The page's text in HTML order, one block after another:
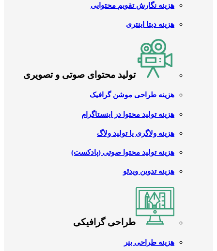
هزینه نگارش تقویم محتوایی
هزینه دیتا اینتری
تولید محتوای صوتی و تصویری
هزینه طراحی موشن گرافیک
هزینه تولید محتوا در اینستاگرام
هزینه ولاگری یا تولید ولاگ
هزینه تولید محتوا صوتی (پادکست)
هزینه تدوین ویدئو
طراحی گرافیکی
هزینه طراحی بنر